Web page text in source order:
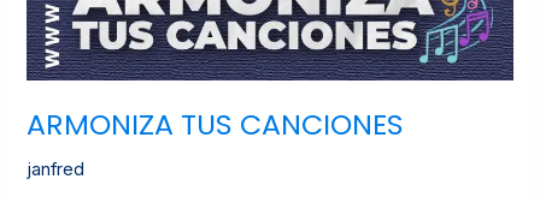
ARMONIZA TUS CANCIONES
janfred